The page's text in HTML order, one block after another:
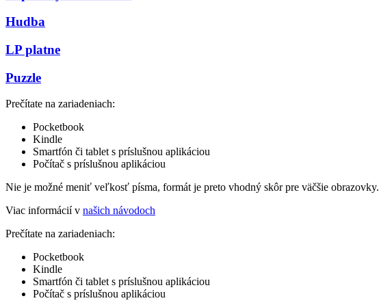
Hudba
LP platne
Puzzle
Prečítate na zariadeniach:
Pocketbook
Kindle
Smartfón či tablet s príslušnou aplikáciou
Počítač s príslušnou aplikáciou
Nie je možné meniť veľkosť písma, formát je preto vhodný skôr pre väčšie obrazovky.
Viac informácií v našich návodoch
Prečítate na zariadeniach:
Pocketbook
Kindle
Smartfón či tablet s príslušnou aplikáciou
Počítač s príslušnou aplikáciou